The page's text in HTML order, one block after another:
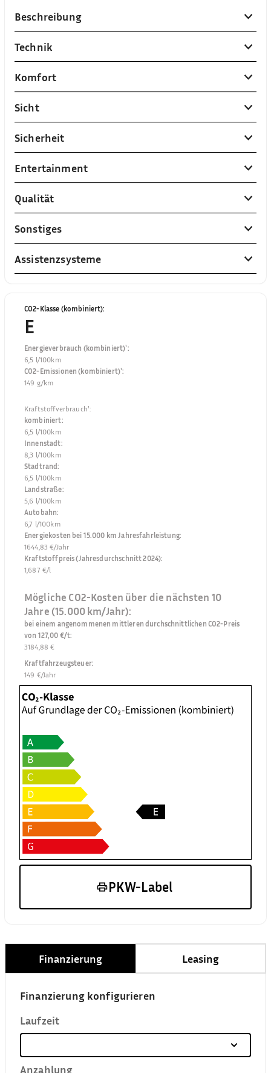
Beschreibung
Technik
Komfort
Sicht
Sicherheit
Entertainment
Qualität
Sonstiges
Assistenzsysteme
CO2-Klasse (kombiniert):
E
Energieverbrauch (kombiniert)¹:
6,5 l/100km
CO2-Emissionen (kombiniert)¹:
149 g/km
Kraftstoffverbrauch¹:
kombiniert:
6,5 l/100km
Innenstadt:
8,3 l/100km
Stadtrand:
6,5 l/100km
Landstraße:
5,6 l/100km
Autobahn:
6,7 l/100km
Energiekosten bei 15.000 km Jahresfahrleistung:
1644,83 €/Jahr
Kraftstoffpreis (Jahresdurchschnitt 2024):
1,687 €/l
Mögliche CO2-Kosten über die nächsten 10
Jahre (15.000 km/Jahr):
bei einem angenommenen mittleren durchschnittlichen CO2-Preis
von 127,00 €/t:
3184,88 €
Kraftfahrzeugsteuer:
149 €/Jahr
PKW-Label
Finanzierung Leasing
Finanzierung konfigurieren
Laufzeit
Anzahlung